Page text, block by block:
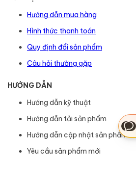
Hướng dẫn mua hàng
Hình thức thanh toán
Quy định đổi sản phẩm
Câu hỏi thường gặp
HƯỚNG DẪN
Hướng dẫn kỹ thuật
Hướng dẫn tải sản phẩm
Hướng dẫn cập nhật sản phẩm
Yêu cầu sản phẩm mới